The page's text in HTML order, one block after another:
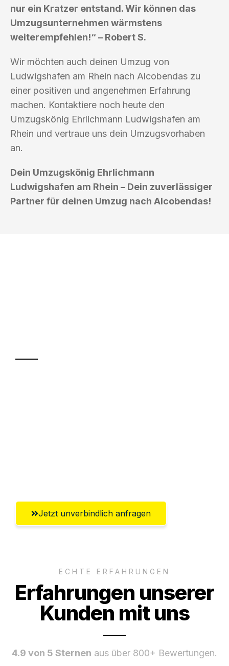
nur ein Kratzer entstand. Wir können das
Umzugsunternehmen wärmstens
weiterempfehlen!“ – Robert S.
Wir möchten auch deinen Umzug von
Ludwigshafen am Rhein nach Alcobendas zu
einer positiven und angenehmen Erfahrung
machen. Kontaktiere noch heute den
Umzugskönig Ehrlichmann Ludwigshafen am
Rhein und vertraue uns dein Umzugsvorhaben
an.
Dein Umzugskönig Ehrlichmann
Ludwigshafen am Rhein – Dein zuverlässiger
Partner für deinen Umzug nach Alcobendas!
Jetzt unverbindlich anfragen
ECHTE ERFAHRUNGEN
Erfahrungen unserer
Kunden mit uns
4.9 von 5 Sternen aus über 800+ Bewertungen.